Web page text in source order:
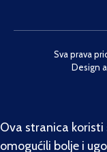
Sva prava
Design
Ova stranica koristi
omogućili bolje i